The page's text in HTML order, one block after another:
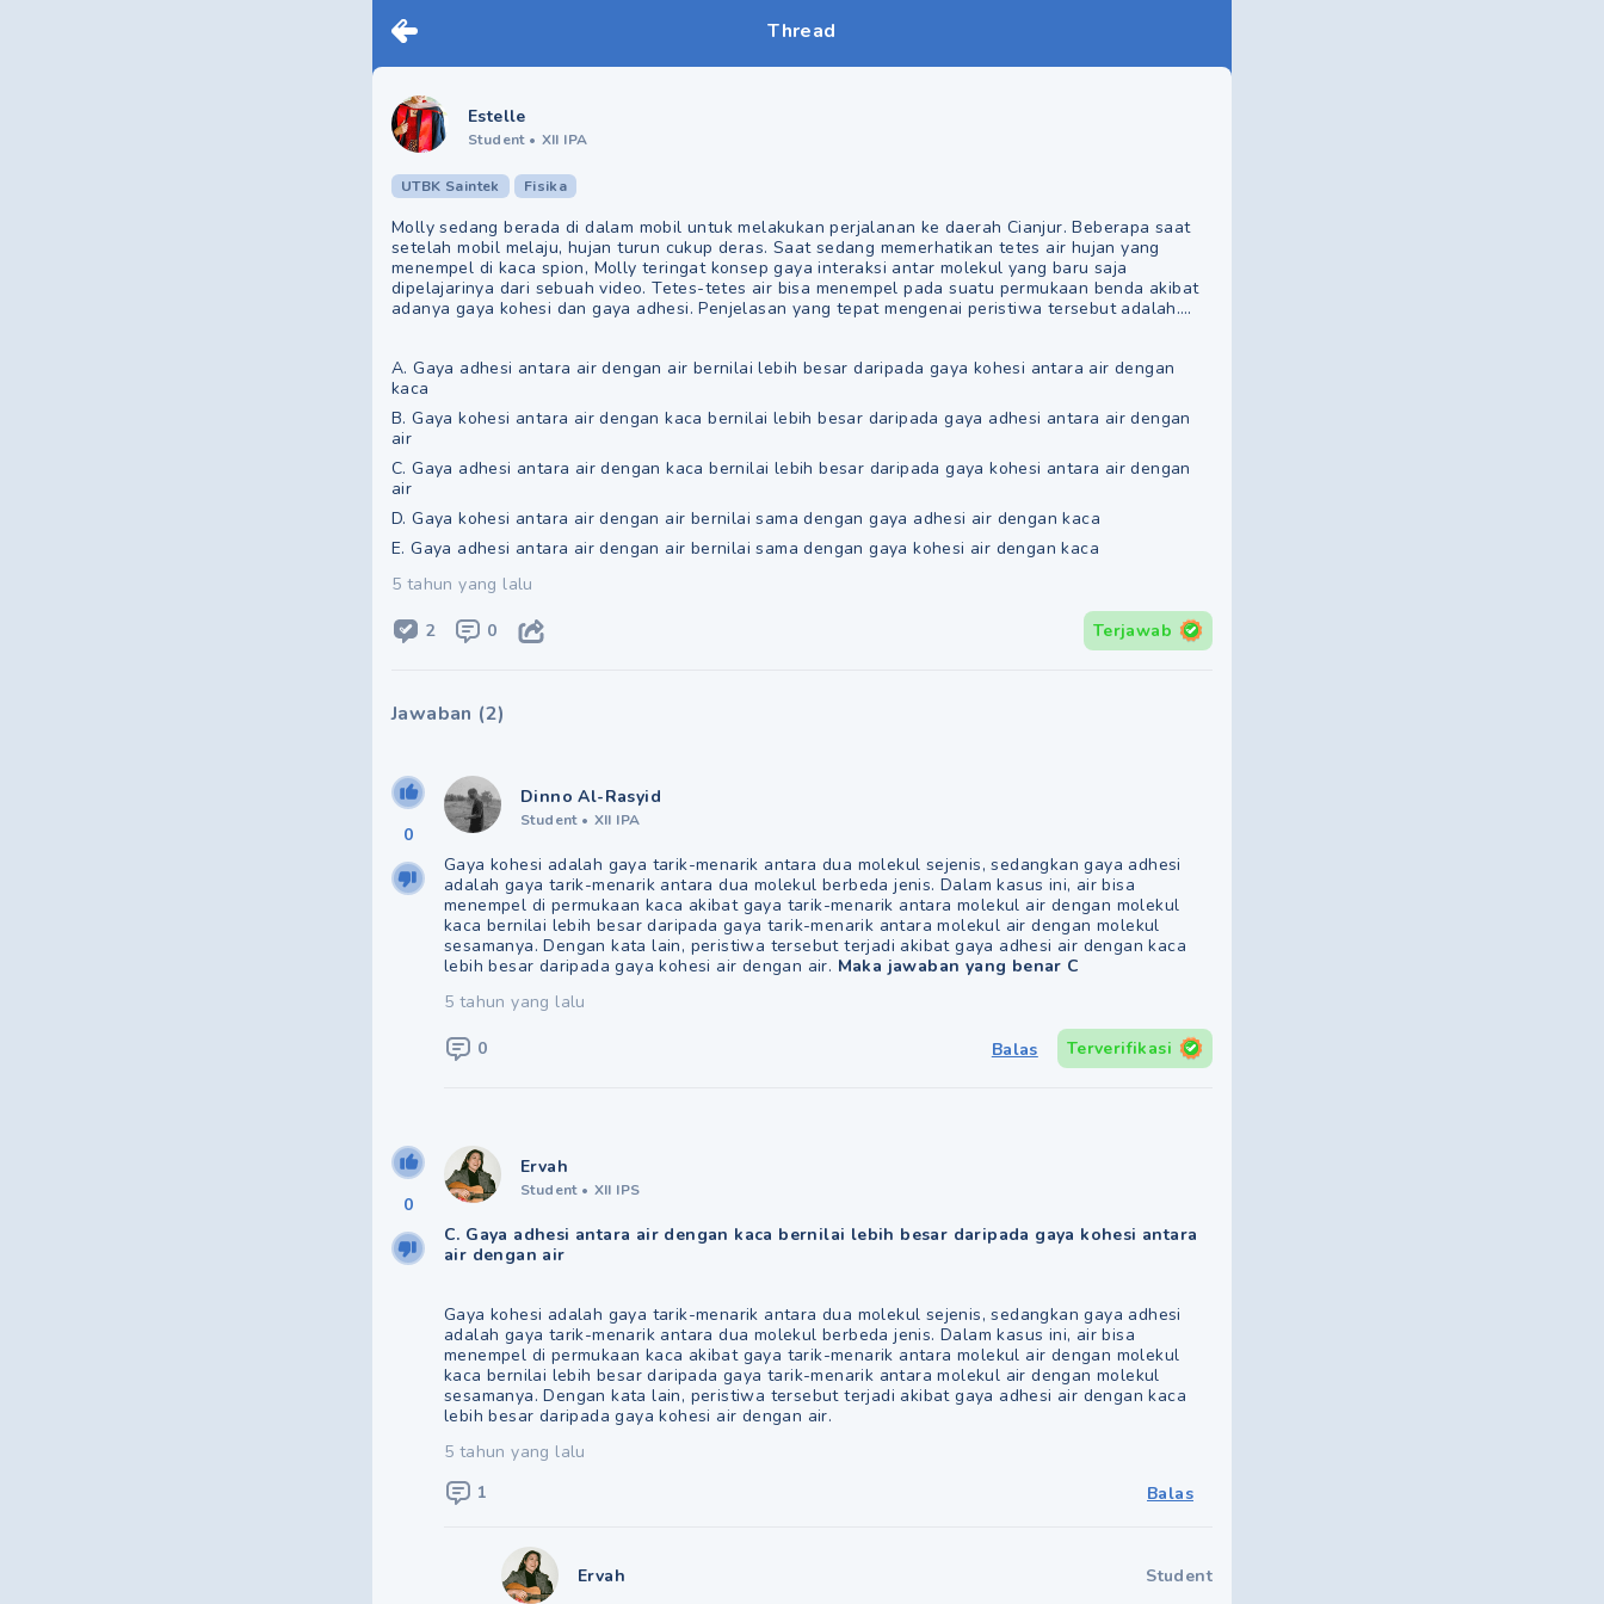
Thread
Estelle
Student • XII IPA
UTBK Saintek Fisika
Molly sedang berada di dalam mobil untuk melakukan perjalanan ke daerah Cianjur. Beberapa saat
setelah mobil melaju, hujan turun cukup deras. Saat sedang memerhatikan tetes air hujan yang
menempel di kaca spion, Molly teringat konsep gaya interaksi antar molekul yang baru saja
dipelajarinya dari sebuah video. Tetes-tetes air bisa menempel pada suatu permukaan benda akibat
adanya gaya kohesi dan gaya adhesi. Penjelasan yang tepat mengenai peristiwa tersebut adalah….
A. Gaya adhesi antara air dengan air bernilai lebih besar daripada gaya kohesi antara air dengan
kaca
B. Gaya kohesi antara air dengan kaca bernilai lebih besar daripada gaya adhesi antara air dengan
air
C. Gaya adhesi antara air dengan kaca bernilai lebih besar daripada gaya kohesi antara air dengan
air
D. Gaya kohesi antara air dengan air bernilai sama dengan gaya adhesi air dengan kaca
E. Gaya adhesi antara air dengan air bernilai sama dengan gaya kohesi air dengan kaca
5 tahun yang lalu
2 0 Terjawab
Jawaban (2)
0
Dinno Al-Rasyid
Student • XII IPA
Gaya kohesi adalah gaya tarik-menarik antara dua molekul sejenis, sedangkan gaya adhesi
adalah gaya tarik-menarik antara dua molekul berbeda jenis. Dalam kasus ini, air bisa
menempel di permukaan kaca akibat gaya tarik-menarik antara molekul air dengan molekul
kaca bernilai lebih besar daripada gaya tarik-menarik antara molekul air dengan molekul
sesamanya. Dengan kata lain, peristiwa tersebut terjadi akibat gaya adhesi air dengan kaca
lebih besar daripada gaya kohesi air dengan air. Maka jawaban yang benar C
5 tahun yang lalu
0 Balas Terverifikasi
0
Ervah
Student • XII IPS
C. Gaya adhesi antara air dengan kaca bernilai lebih besar daripada gaya kohesi antara
air dengan air
Gaya kohesi adalah gaya tarik-menarik antara dua molekul sejenis, sedangkan gaya adhesi
adalah gaya tarik-menarik antara dua molekul berbeda jenis. Dalam kasus ini, air bisa
menempel di permukaan kaca akibat gaya tarik-menarik antara molekul air dengan molekul
kaca bernilai lebih besar daripada gaya tarik-menarik antara molekul air dengan molekul
sesamanya. Dengan kata lain, peristiwa tersebut terjadi akibat gaya adhesi air dengan kaca
lebih besar daripada gaya kohesi air dengan air.
5 tahun yang lalu
1
Balas
Ervah Student